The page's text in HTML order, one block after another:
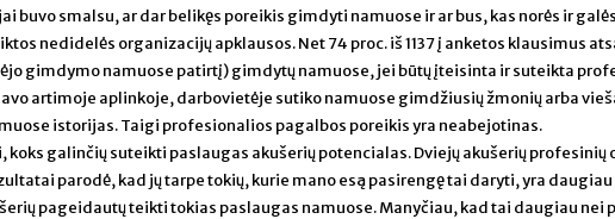
buvo smalsu, ar dar belikęs poreikis gimdyti namuose ir ar bus, kas norės ir
nedidelės organizacijų apklausos. Net 74 proc. iš 1137 į anketos klausimus
gimdymo namuose patirtį) gimdytų namuose, jei būtų įteisinta ir suteikta
artimoje aplinkoje, darbovietėje sutiko namuose gimdžiusių žmonių arba
istorijas. Taigi profesionalios pagalbos poreikis yra neabejotinas.
koks galinčių suteikti paslaugas akušerių potencialas. Dviejų akušerių profesinių
parodė, kad jų tarpe tokių, kurie mano esą pasirengę tai daryti, yra
pageidautų teikti tokias paslaugas namuose. Manyčiau, kad tai daugiau nei